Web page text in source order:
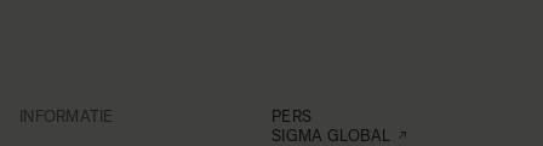
INFORMATIE
PERS
SIGMA GLOBAL